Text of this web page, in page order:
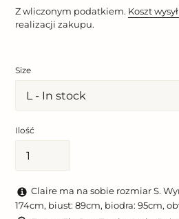
regularna
Z wliczonym podatkiem. Koszt
realizacji zakupu.
Size
Ilość
Claire ma na sobie rozmiar S.
174cm, biust: 89cm, biodra: 95cm,